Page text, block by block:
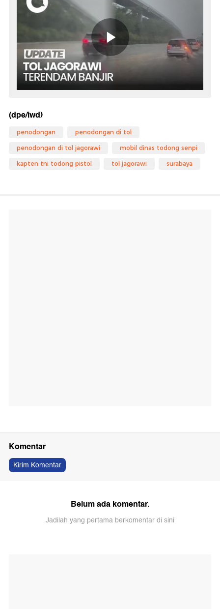
(dpe/iwd)
penodongan penodongan di tol
penodongan di tol jagorawi mobil dinas todong senpi
kapten tni todong pistol tol jagorawi surabaya
Komentar
Kirim Komentar
Belum ada komentar.
Jadilah yang pertama berkomentar di sini